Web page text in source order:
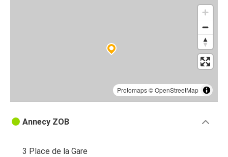
Protomaps©OpenStreetMap
Annecy ZOB
3 Place de la Gare